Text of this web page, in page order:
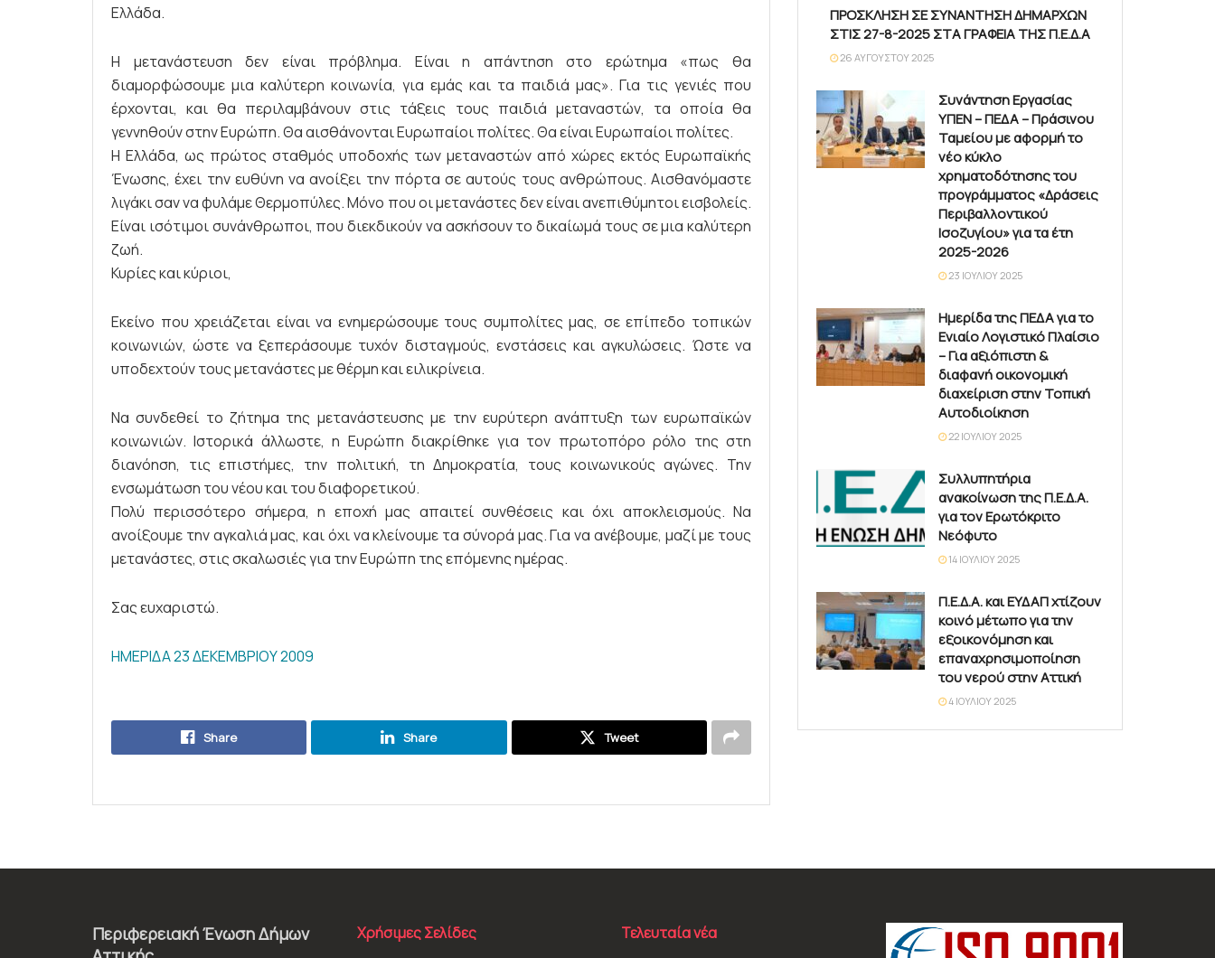
Ελλάδα.
Η μετανάστευση δεν είναι πρόβλημα. Είναι η απάντηση στο ερώτημα «πως θα
διαμορφώσουμε μια καλύτερη κοινωνία, για εμάς και τα παιδιά μας». Για τις γενιές που
έρχονται, και θα περιλαμβάνουν στις τάξεις τους παιδιά μεταναστών, τα οποία θα
γεννηθούν στην Ευρώπη. Θα αισθάνονται Ευρωπαίοι πολίτες. Θα είναι Ευρωπαίοι πολίτες.
Η Ελλάδα, ως πρώτος σταθμός υποδοχής των μεταναστών από χώρες εκτός Ευρωπαϊκής
Ένωσης, έχει την ευθύνη να ανοίξει την πόρτα σε αυτούς τους ανθρώπους. Αισθανόμαστε
λιγάκι σαν να φυλάμε Θερμοπύλες. Μόνο που οι μετανάστες δεν είναι ανεπιθύμητοι εισβολείς.
Είναι ισότιμοι συνάνθρωποι, που διεκδικούν να ασκήσουν το δικαίωμά τους σε μια καλύτερη
ζωή.
Κυρίες και κύριοι,
Εκείνο που χρειάζεται είναι να ενημερώσουμε τους συμπολίτες μας, σε επίπεδο τοπικών
κοινωνιών, ώστε να ξεπεράσουμε τυχόν δισταγμούς, ενστάσεις και αγκυλώσεις. Ώστε να
υποδεχτούν τους μετανάστες με θέρμη και ειλικρίνεια.
Να συνδεθεί το ζήτημα της μετανάστευσης με την ευρύτερη ανάπτυξη των ευρωπαϊκών
κοινωνιών. Ιστορικά άλλωστε, η Ευρώπη διακρίθηκε για τον πρωτοπόρο ρόλο της στη
διανόηση, τις επιστήμες, την πολιτική, τη Δημοκρατία, τους κοινωνικούς αγώνες. Την
ενσωμάτωση του νέου και του διαφορετικού.
Πολύ περισσότερο σήμερα, η εποχή μας απαιτεί συνθέσεις και όχι αποκλεισμούς. Να
ανοίξουμε την αγκαλιά μας, και όχι να κλείνουμε τα σύνορά μας. Για να ανέβουμε, μαζί με τους
μετανάστες, στις σκαλωσιές για την Ευρώπη της επόμενης ημέρας.
Σας ευχαριστώ.
ΗΜΕΡΙΔΑ 23 ΔΕΚΕΜΒΡΙΟΥ 2009
Share Share Tweet
ΠΡΟΣΚΛΗΣΗ ΣΕ ΣΥΝΑΝΤΗΣΗ ΔΗΜΑΡΧΩΝ
ΣΤΙΣ 27-8-2025 ΣΤΑ ΓΡΑΦΕΙΑ ΤΗΣ Π.Ε.Δ.Α
26 ΑΥΓΟΎΣΤΟΥ 2025
Συνάντηση Εργασίας
ΥΠΕΝ – ΠΕΔΑ – Πράσινου
Ταμείου με αφορμή το
νέο κύκλο
χρηματοδότησης του
προγράμματος «Δράσεις
Περιβαλλοντικού
Ισοζυγίου» για τα έτη
2025-2026
23 ΙΟΥΛΊΟΥ 2025
Ημερίδα της ΠΕΔΑ για το
Ενιαίο Λογιστικό Πλαίσιο
– Για αξιόπιστη &
διαφανή οικονομική
διαχείριση στην Τοπική
Αυτοδιοίκηση
22 ΙΟΥΛΊΟΥ 2025
Συλλυπητήρια
ανακοίνωση της Π.Ε.Δ.Α.
για τον Ερωτόκριτο
Νεόφυτο
14 ΙΟΥΛΊΟΥ 2025
Π.Ε.Δ.Α. και ΕΥΔΑΠ χτίζουν
κοινό μέτωπο για την
εξοικονόμηση και
επαναχρησιμοποίηση
του νερού στην Αττική
4 ΙΟΥΛΊΟΥ 2025
Περιφερειακή Ένωση Δήμων
Χρήσιμες Σελίδες Τελευταία νέα